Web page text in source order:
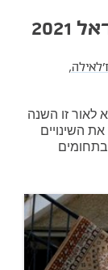
שנתון החברה הערבית בישראל 2021
בישראל 2021, שיוצא לאור זו השנה
השינויים